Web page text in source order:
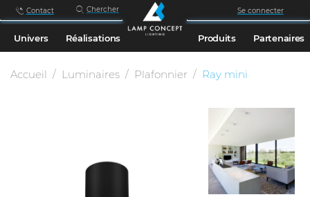
Contact Chercher Se connecter
Univers Réalisations Produits Partenaires
Accueil Luminaires Plafonnier Ray mini